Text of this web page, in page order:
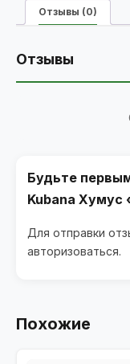
Отзывы (0)
Отзывы
Будьте
Kubana Хумус
Для отправки
авторизоваться.
Похожие